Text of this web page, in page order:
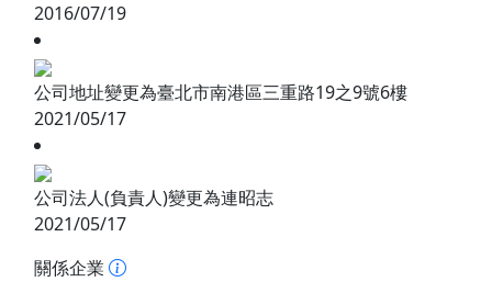
2016/07/19
公司地址變更為臺北市南港區三重路19之9號6樓
2021/05/17
公司法人(負責人)變更為連昭志
2021/05/17
關係企業